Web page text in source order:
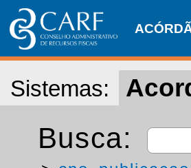
Sistemas:
Busca: